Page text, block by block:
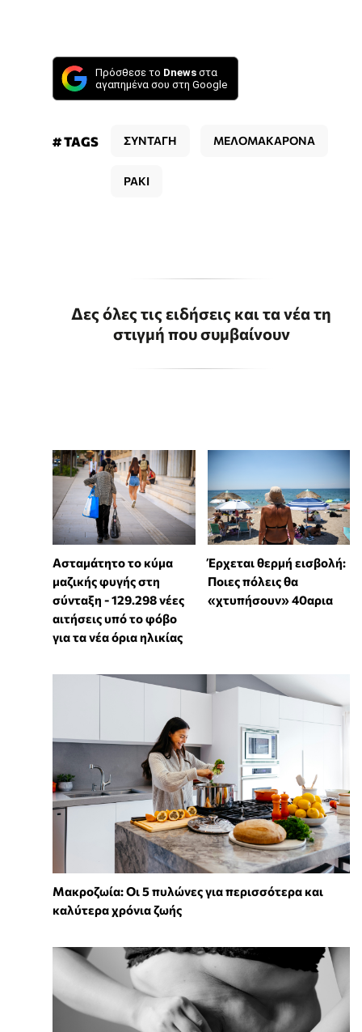
Πρόσθεσε το Dnews στα
αγαπημένα σου στη Google
# TAGS ΣΥΝΤΑΓΗ ΜΕΛΟΜΑΚΑΡΟΝΑ
ΡΑΚΙ
Δες όλες τις ειδήσεις και τα νέα τη
στιγμή που συμβαίνουν
Ασταμάτητο το κύμα
μαζικής φυγής στη
σύνταξη - 129.298 νέες
αιτήσεις υπό το φόβο
για τα νέα όρια ηλικίας
Έρχεται θερμή εισβολή:
Ποιες πόλεις θα
«χτυπήσουν» 40αρια
Mακροζωία: Οι 5 πυλώνες για περισσότερα και
καλύτερα χρόνια ζωής